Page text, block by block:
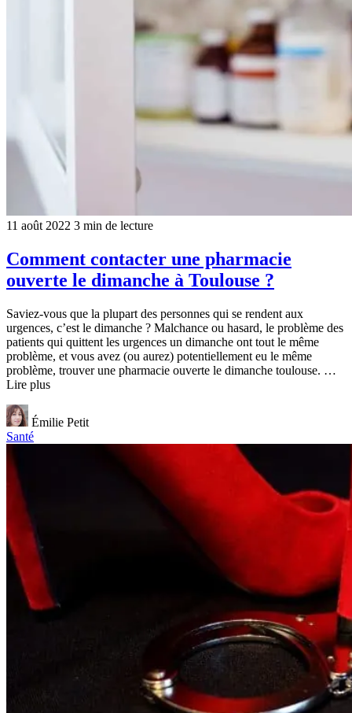
11 août 2022 3 min de lecture
Comment contacter une pharmacie
ouverte le dimanche à Toulouse ?
Saviez-vous que la plupart des personnes qui se rendent aux
urgences, c’est le dimanche ? Malchance ou hasard, le problème des
patients qui quittent les urgences un dimanche ont tout le même
problème, et vous avez (ou aurez) potentiellement eu le même
problème, trouver une pharmacie ouverte le dimanche toulouse. …
Lire plus
Émilie Petit
Santé